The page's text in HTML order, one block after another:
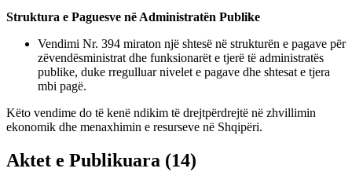
Struktura e Paguesve në Administratën Publike
Vendimi Nr. 394 miraton një shtesë në strukturën e pagave për
zëvendësministrat dhe funksionarët e tjerë të administratës
publike, duke rregulluar nivelet e pagave dhe shtesat e tjera
mbi pagë.
Këto vendime do të kenë ndikim të drejtpërdrejtë në zhvillimin
ekonomik dhe menaxhimin e resurseve në Shqipëri.
Aktet e Publikuara (14)